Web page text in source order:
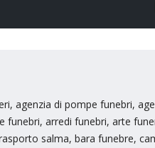
agenzia di pompe funebri,
funebri, arredi funebri, arte
salma, bara funebre,